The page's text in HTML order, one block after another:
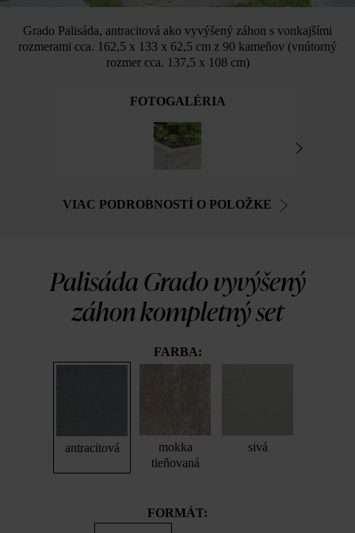
Grado Palisáda, antracitová ako vyvýšený záhon s vonkajšími
rozmerami cca. 162,5 x 133 x 62,5 cm z 90 kameňov (vnútorný
rozmer cca. 137,5 x 108 cm)
FOTOGALÉRIA
VIAC PODROBNOSTÍ O POLOŽKE
Palisáda Grado vyvýšený
záhon kompletný set
FARBA:
antracitová
mokka
tieňovaná
sivá
FORMÁT: